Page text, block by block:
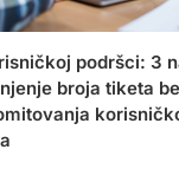
podršci: 3
broja tiketa